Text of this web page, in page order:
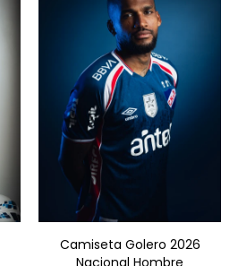
Camiseta Golero 2026
Nacional Hombre